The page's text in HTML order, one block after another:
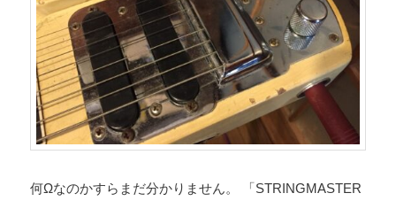
何Ωなのかすらまだ分かりません。 「STRINGMASTER